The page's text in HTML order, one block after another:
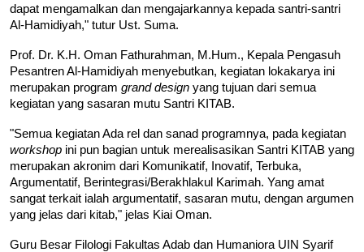
dapat mengamalkan dan mengajarkannya kepada santri-santri
Al-Hamidiyah," tutur Ust. Suma.
Prof. Dr. K.H. Oman Fathurahman, M.Hum., Kepala Pengasuh
Pesantren Al-Hamidiyah menyebutkan, kegiatan lokakarya ini
merupakan program grand design yang tujuan dari semua
kegiatan yang sasaran mutu Santri KITAB.
workshop ini pun bagian untuk merealisasikan Santri KITAB yang
merupakan akronim dari Komunikatif, Inovatif, Terbuka,
Argumentatif, Berintegrasi/Berakhlakul Karimah. Yang amat
sangat terkait ialah argumentatif, sasaran mutu, dengan argumen
yang jelas dari kitab," jelas Kiai Oman.
Guru Besar Filologi Fakultas Adab dan Humaniora UIN Syarif